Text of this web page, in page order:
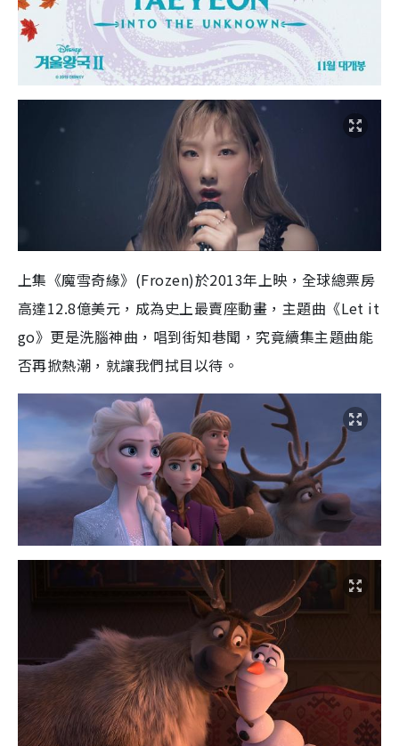
上集《魔雪奇緣》(Frozen)於2013年上映，全球總票房
高達12.8億美元，成為史上最賣座動畫，主題曲《Let it
go》更是洗腦神曲，唱到街知巷聞，究竟續集主題曲能
否再掀熱潮，就讓我們拭目以待。